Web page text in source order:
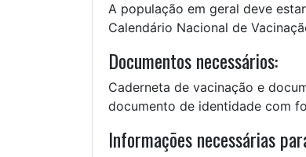
A população em geral deve
Calendário Nacional de
Documentos necessários:
Caderneta de vacinação e
documento de identidade com
Informações necessárias